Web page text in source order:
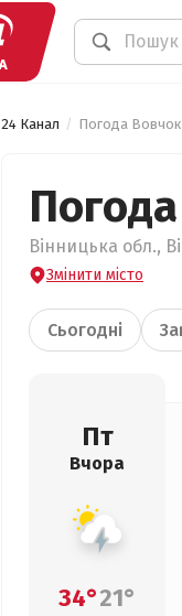
24 Канал Погода Вовчок
Вінницька обл.,
Змінити місто
Сьогодні
Пт
Вчора
34°21°